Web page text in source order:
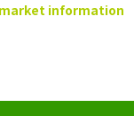
information